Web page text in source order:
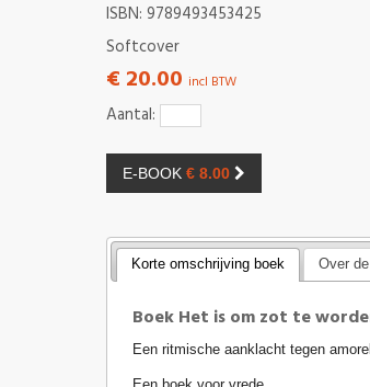
ISBN: 9789493453425
Softcover
€ 20.00 incl BTW
Aantal:
E-BOOK € 8.00
Korte omschrijving boek Over
Boek Het is om zot te
Een ritmische aanklacht tegen